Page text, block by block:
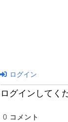
ログイン
ログインしてく
0 コメント